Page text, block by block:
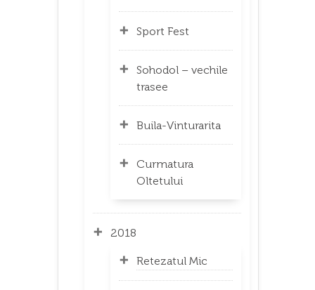
Sport Fest
Sohodol – vechile
trasee
Buila-Vinturarita
Curmatura
Oltetului
2018
Retezatul Mic